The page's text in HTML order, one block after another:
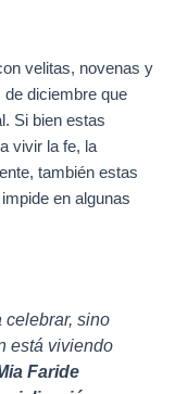
velitas, novenas y
diciembre que
Si bien estas
vivir la fe, la
también estas
en algunas
celebrar, sino
está viviendo
Faride